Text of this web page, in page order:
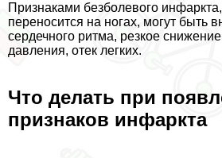
Признаками безболевого
переносится на ногах, могут быть
сердечного ритма, резкое
давления, отек легких.
Что делать при
признаков инфаркта